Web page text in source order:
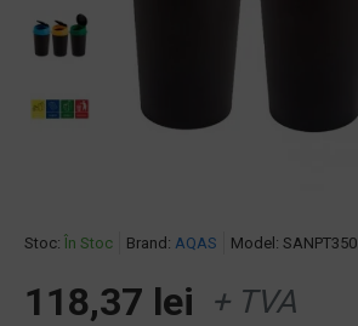
Stoc: În Stoc Brand: AQAS Model: SANPT350
118,37 lei + TVA